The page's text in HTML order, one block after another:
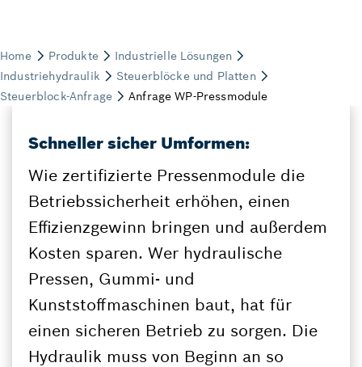
Schneller sicher Umformen:
Wie zertifizierte Pressenmodule die
Betriebssicherheit erhöhen, einen
Effizienzgewinn bringen und außerdem
Kosten sparen. Wer hydraulische
Pressen, Gummi- und
Kunststoffmaschinen baut, hat für
einen sicheren Betrieb zu sorgen. Die
Hydraulik muss von Beginn an so